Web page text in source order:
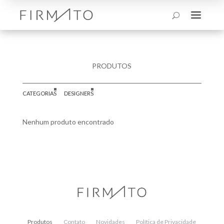
U a
PRODUTOS
CATEGORIAS DESIGNERS
Nenhum produto encontrado
Produtos Contato Novidades
Política de Privacidade